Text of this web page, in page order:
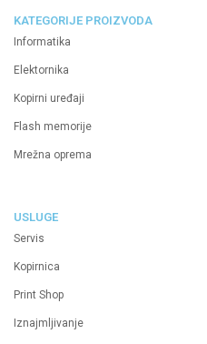
KATEGORIJE PROIZVODA
Informatika
Elektornika
Kopirni uređaji
Flash memorije
Mrežna oprema
USLUGE
Servis
Kopirnica
Print Shop
Iznajmljivanje